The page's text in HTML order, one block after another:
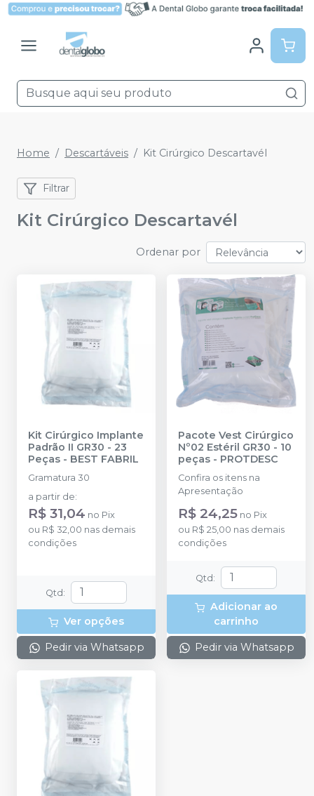
Home Descartáveis Kit Cirúrgico Descartavél
Filtrar
Kit Cirúrgico Descartavél
Ordenar por
Kit Cirúrgico Implante
Padrão II GR30 - 23
Peças - BEST FABRIL
Gramatura 30
a partir de:
R$ 31,04 no Pix
ou R$ 32,00 nas demais
condições
Qtd :
Ver opções
Pedir via Whatsapp
Pacote Vest Cirúrgico
Nº02 Estéril GR30 - 10
peças - PROTDESC
Confira os itens na
Apresentação
R$ 24,25 no Pix
ou R$ 25,00 nas demais
condições
Qtd :
Adicionar ao
carrinho
Pedir via Whatsapp